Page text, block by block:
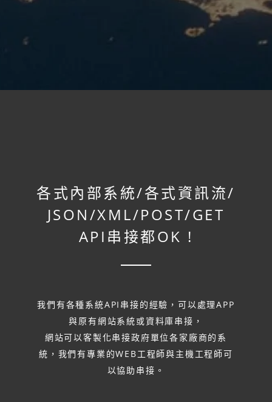
各式內部系統/各式資訊流/
JSON/XML/POST/GET
API串接都OK !
我們有各種系統API串接的經驗，可以處理APP
與原有網站系統或資料庫串接，
網站可以客製化串接政府單位各家廠商的系
統，我們有專業的WEB工程師與主機工程師可
以協助串接。